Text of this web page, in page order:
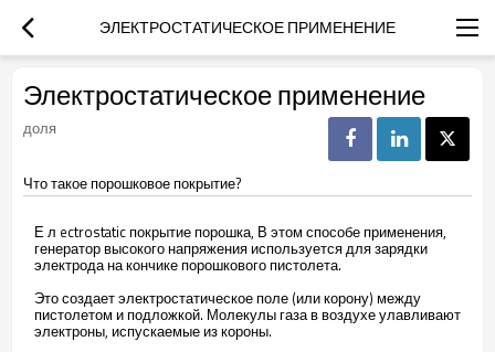
ЭЛЕКТРОСТАТИЧЕСКОЕ ПРИМЕНЕНИЕ
Электростатическое применение
доля
Что такое порошковое покрытие?
Ел ectrostatic покрытие порошка, В этом способе применения,
генератор высокого напряжения используется для зарядки
электрода на кончике порошкового пистолета.
Это создает электростатическое поле (или корону) между
пистолетом и подложкой. Молекулы газа в воздухе улавливают
электроны, испускаемые из короны.